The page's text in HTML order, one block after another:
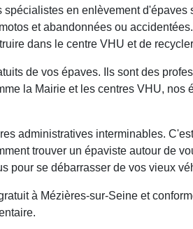
en enlèvement
et abandonnées ou
dans le centre VHU et de
de vos épaves. Ils sont des
la Mairie et les centres VHU, nos
administratives interminables.
trouver un épaviste autour de
pour se débarrasser de vos vieux
à Mézières-sur-Seine et